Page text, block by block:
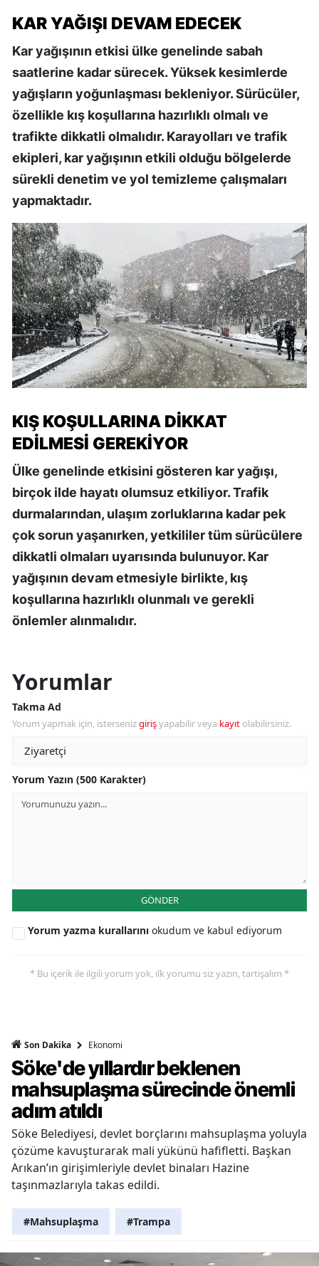
KAR YAĞIŞI DEVAM EDECEK
Kar yağışının etkisi ülke genelinde sabah
saatlerine kadar sürecek. Yüksek kesimlerde
yağışların yoğunlaşması bekleniyor. Sürücüler,
özellikle kış koşullarına hazırlıklı olmalı ve
trafikte dikkatli olmalıdır. Karayolları ve trafik
ekipleri, kar yağışının etkili olduğu bölgelerde
sürekli denetim ve yol temizleme çalışmaları
yapmaktadır.
KIŞ KOŞULLARINA DIKKAT
EDILMESI GEREKIYOR
Ülke genelinde etkisini gösteren kar yağışı,
birçok ilde hayatı olumsuz etkiliyor. Trafik
durmalarından, ulaşım zorluklarına kadar pek
çok sorun yaşanırken, yetkililer tüm sürücülere
dikkatli olmaları uyarısında bulunuyor. Kar
yağışının devam etmesiyle birlikte, kış
koşullarına hazırlıklı olunmalı ve gerekli
önlemler alınmalıdır.
Yorumlar
Takma Ad
Yorum yapmak için, istersenizgirişyapabilir veya kayıt olabilirsiniz.
Yorum Yazın (500 Karakter)
GÖNDER
Yorum yazma kurallarını okudum ve kabul ediyorum
* Bu içerik ile ilgili yorum yok, ilk yorumu siz yazın, tartışalım *
Son Dakika Ekonomi
Söke'de yıllardır beklenen
mahsuplaşma sürecinde önemli
adım atıldı
Söke Belediyesi, devlet borçlarını mahsuplaşma yoluyla
çözüme kavuşturarak mali yükünü hafifletti. Başkan
Arıkan’ın girişimleriyle devlet binaları Hazine
taşınmazlarıyla takas edildi.
#Mahsuplaşma #Trampa